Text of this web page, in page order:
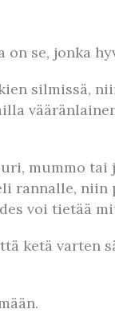
se, jonka
silmissä,
mummo
rannalle,
voi tietää
ketä varten